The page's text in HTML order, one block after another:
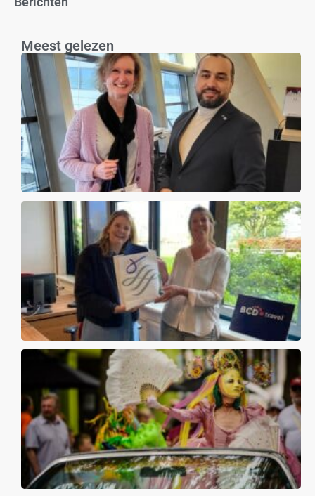
Meest gelezen